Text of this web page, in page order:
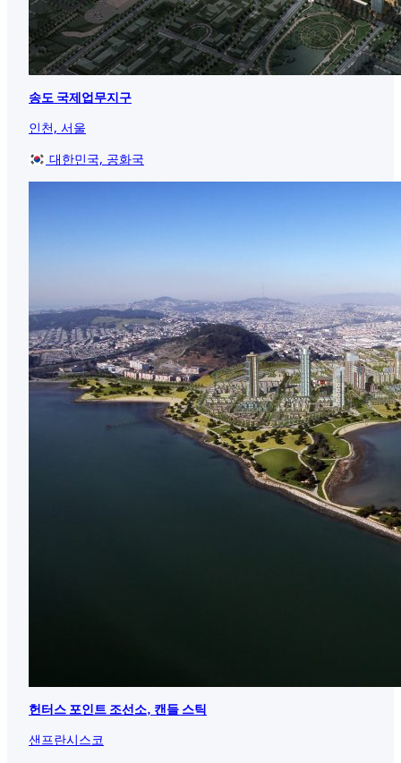
송도 국제업무지구
인천, 서울
대한민국, 공화국
헌터스 포인트 조선소, 캔들 스틱
샌프란시스코